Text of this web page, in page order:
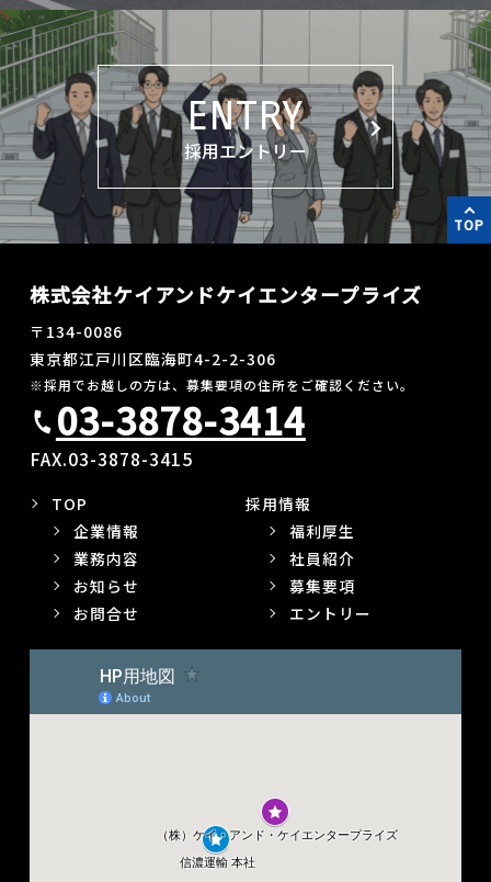
ENTRY
採用エントリー
TOP
株式会社ケイアンドケイエンタープライズ
〒134-0086
東京都江戸川区臨海町4-2-2-306
※採用でお越しの方は、募集要項の住所をご確認ください。
call03-3878-3414
FAX.03-3878-3415
TOP
企業情報
業務内容
お知らせ
お問合せ
採用情報
福利厚生
社員紹介
募集要項
エントリー